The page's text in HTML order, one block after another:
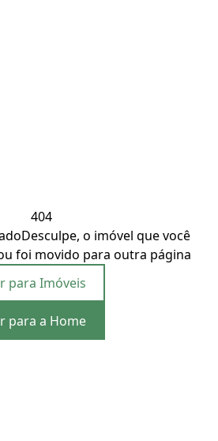
404
Desculpe, o imóvel que você
foi movido para outra página
para Imóveis
para a Home